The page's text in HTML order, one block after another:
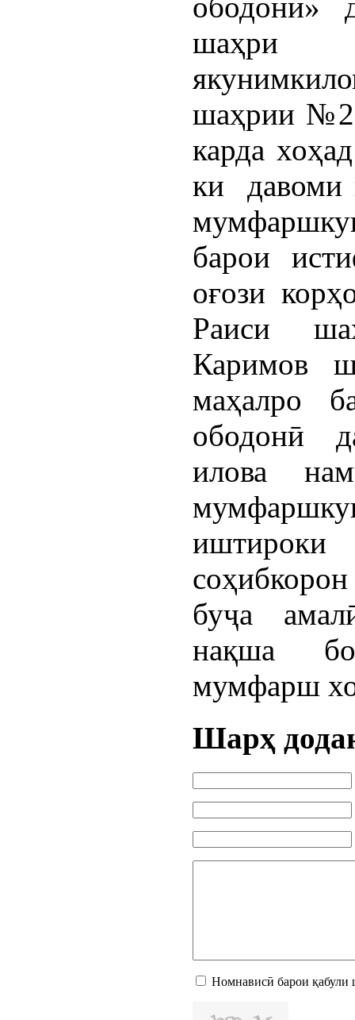
шаҳрии №2
карда
ки давоми
барои
оғози
Раиси
Каримов
маҳалро
ободонӣ
илова
иштироки
буҷа
нақша
мумфарш
Шарҳ
Номнависӣ барои қабули